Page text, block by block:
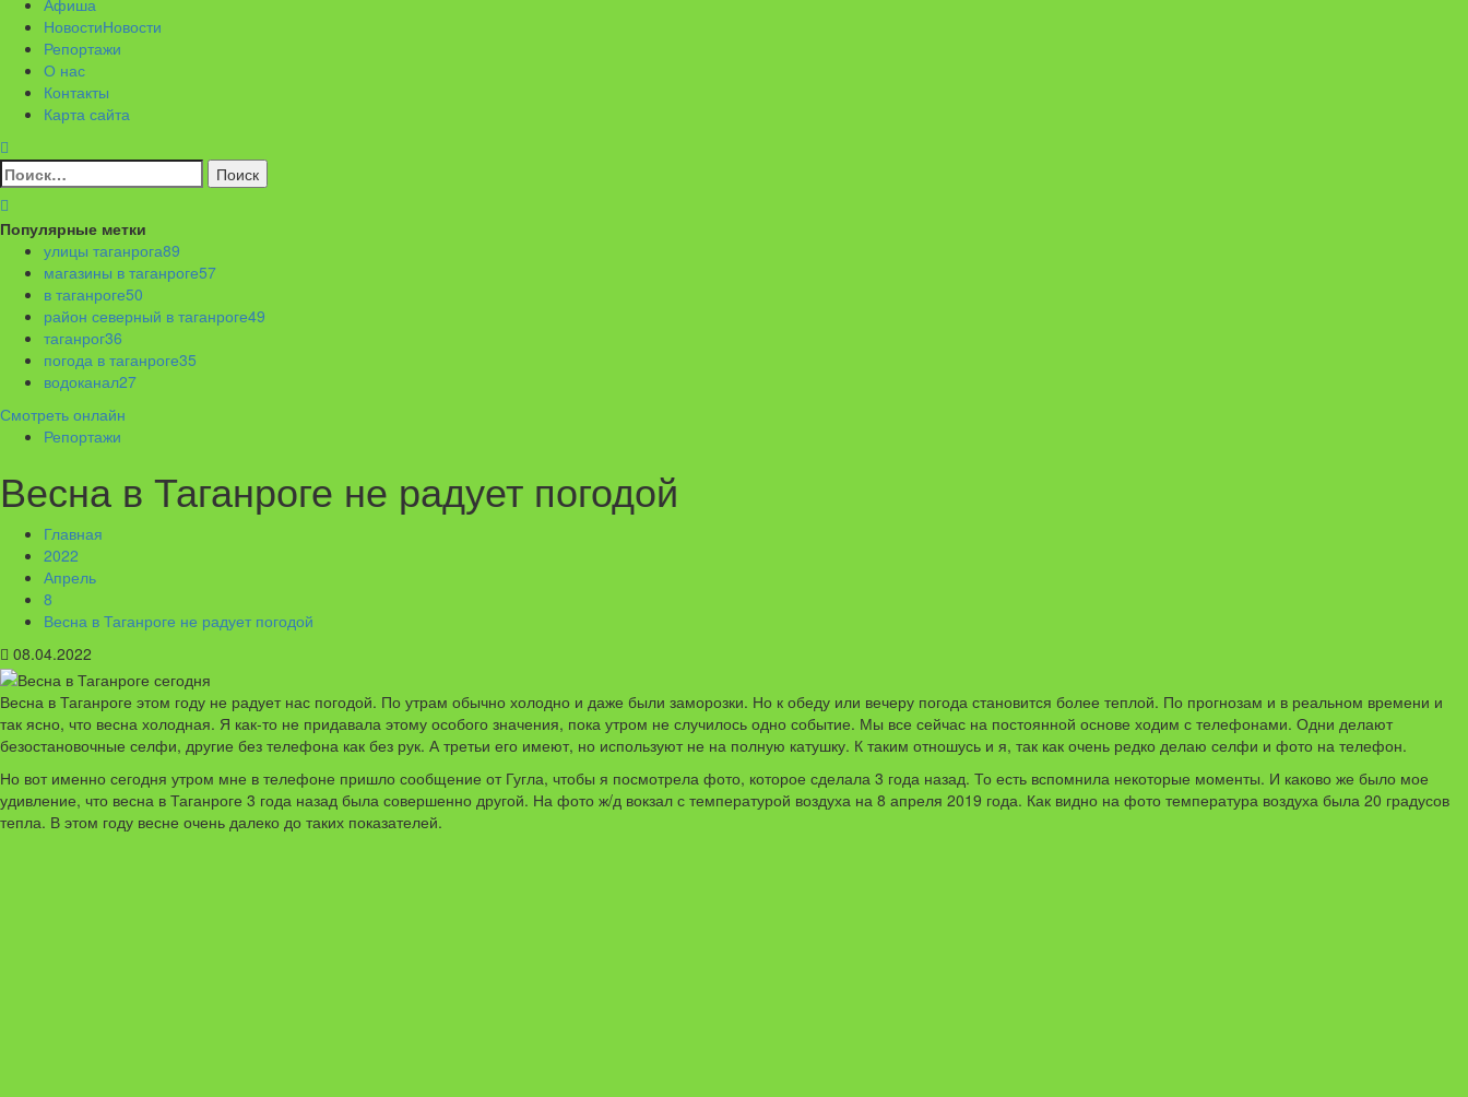
Афиша
НовостиНовости
Репортажи
О нас
Контакты
Карта сайта
Найти:
Популярные метки
улицы таганрога89
магазины в таганроге57
в таганроге50
район северный в таганроге49
таганрог36
погода в таганроге35
водоканал27
Смотреть онлайн
Репортажи
Весна в Таганроге не радует погодой
Главная
2022
Апрель
8
Весна в Таганроге не радует погодой
08.04.2022
Весна в Таганроге этом году не радует нас погодой. По утрам обычно холодно и даже были заморозки. Но к обеду или вечеру погода становится более теплой. По прогнозам и в реальном времени и
так ясно, что весна холодная. Я как-то не придавала этому особого значения, пока утром не случилось одно событие. Мы все сейчас на постоянной основе ходим с телефонами. Одни делают
безостановочные селфи, другие без телефона как без рук. А третьи его имеют, но используют не на полную катушку. К таким отношусь и я, так как очень редко делаю селфи и фото на телефон.
Но вот именно сегодня утром мне в телефоне пришло сообщение от Гугла, чтобы я посмотрела фото, которое сделала 3 года назад. То есть вспомнила некоторые моменты. И каково же было мое
удивление, что весна в Таганроге 3 года назад была совершенно другой. На фото ж/д вокзал с температурой воздуха на 8 апреля 2019 года. Как видно на фото температура воздуха была 20 градусов
тепла. В этом году весне очень далеко до таких показателей.